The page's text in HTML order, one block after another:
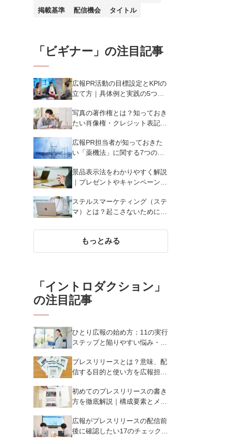
掲載基準
配信機会 タイトル
「ビギナー 」の注目記事
広報PR活動の目標設定とKPIの
立て方｜具体例と実践の5つの
写真の著作権とは？知っておき
たい肖像権・クレジット表記
利を解説
広報PR担当者が知っておきた
い「薬機法」に関する7つのこ
景品表示法をわかりやすく解説
｜プレゼントやキャンペーン実
おくべき7つのポイント【事例
あり】
ステルスマーケティング（ステ
マ）とは？起こさないために広
知識
もっとみる
「イントロダクション 」
の注目記事
ひとり広報の始め方：11の実行
ステップと陥りやすい悩み・解
プレスリリースとは？意味、配
信する目的と使い方を広報担当
初めてのプレスリリースの書き
方を徹底解説｜構成要素とメデ
ト
広報がプレスリリースの配信前
後に確認したい17のチェックポ